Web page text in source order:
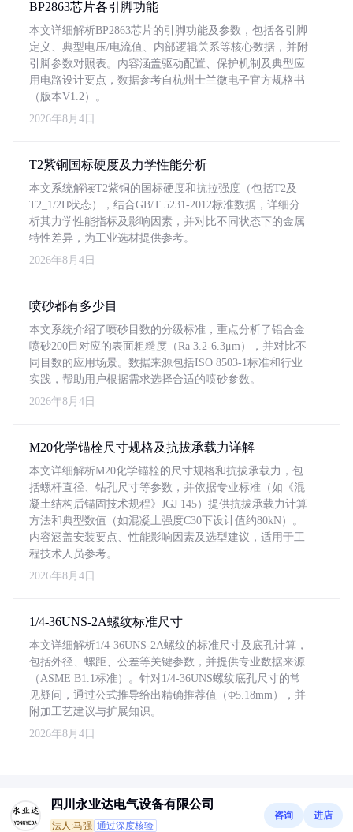
BP2863芯片各引脚功能
本文详细解析BP2863芯片的引脚功能及参数，包括各引脚
定义、典型电压/电流值、内部逻辑关系等核心数据，并附
引脚参数对照表。内容涵盖驱动配置、保护机制及典型应
用电路设计要点，数据参考自杭州士兰微电子官方规格书
（版本V1.2）。
2026年8月4日
T2紫铜国标硬度及力学性能分析
本文系统解读T2紫铜的国标硬度和抗拉强度（包括T2及
T2_1/2H状态），结合GB/T 5231-2012标准数据，详细分
析其力学性能指标及影响因素，并对比不同状态下的金属
特性差异，为工业选材提供参考。
2026年8月4日
喷砂都有多少目
本文系统介绍了喷砂目数的分级标准，重点分析了铝合金
喷砂200目对应的表面粗糙度（Ra 3.2-6.3μm），并对比不
同目数的应用场景。数据来源包括ISO 8503-1标准和行业
实践，帮助用户根据需求选择合适的喷砂参数。
2026年8月4日
M20化学锚栓尺寸规格及抗拔承载力详解
本文详细解析M20化学锚栓的尺寸规格和抗拔承载力，包
括螺杆直径、钻孔尺寸等参数，并依据专业标准（如《混
凝土结构后锚固技术规程》JGJ 145）提供抗拔承载力计算
方法和典型数值（如混凝土强度C30下设计值约80kN）。
内容涵盖安装要点、性能影响因素及选型建议，适用于工
程技术人员参考。
2026年8月4日
1/4-36UNS-2A螺纹标准尺寸
本文详细解析1/4-36UNS-2A螺纹的标准尺寸及底孔计算，
包括外径、螺距、公差等关键参数，并提供专业数据来源
（ASME B1.1标准）。针对1/4-36UNS螺纹底孔尺寸的常
见疑问，通过公式推导给出精确推荐值（Φ5.18mm），并
附加工艺建议与扩展知识。
2026年8月4日
四川永业达电气设备有限公司
法人:马强 通过深度核验
咨询 进店